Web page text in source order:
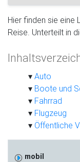
Hier finden sie eine
Reise. Unterteilt in
Auto
Boote und
Fahrrad
Flugzeug
Öffentliche
mobil